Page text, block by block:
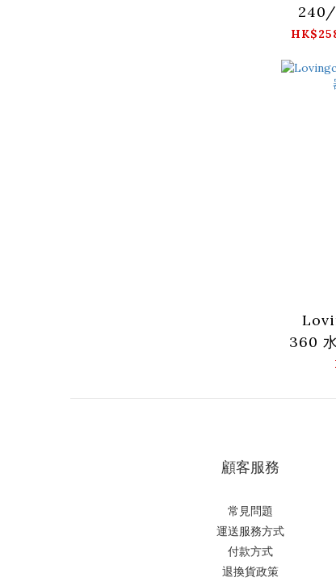
240/
360
顧客服務
常見問題
運送服務方式
付款方式
退換貨政策